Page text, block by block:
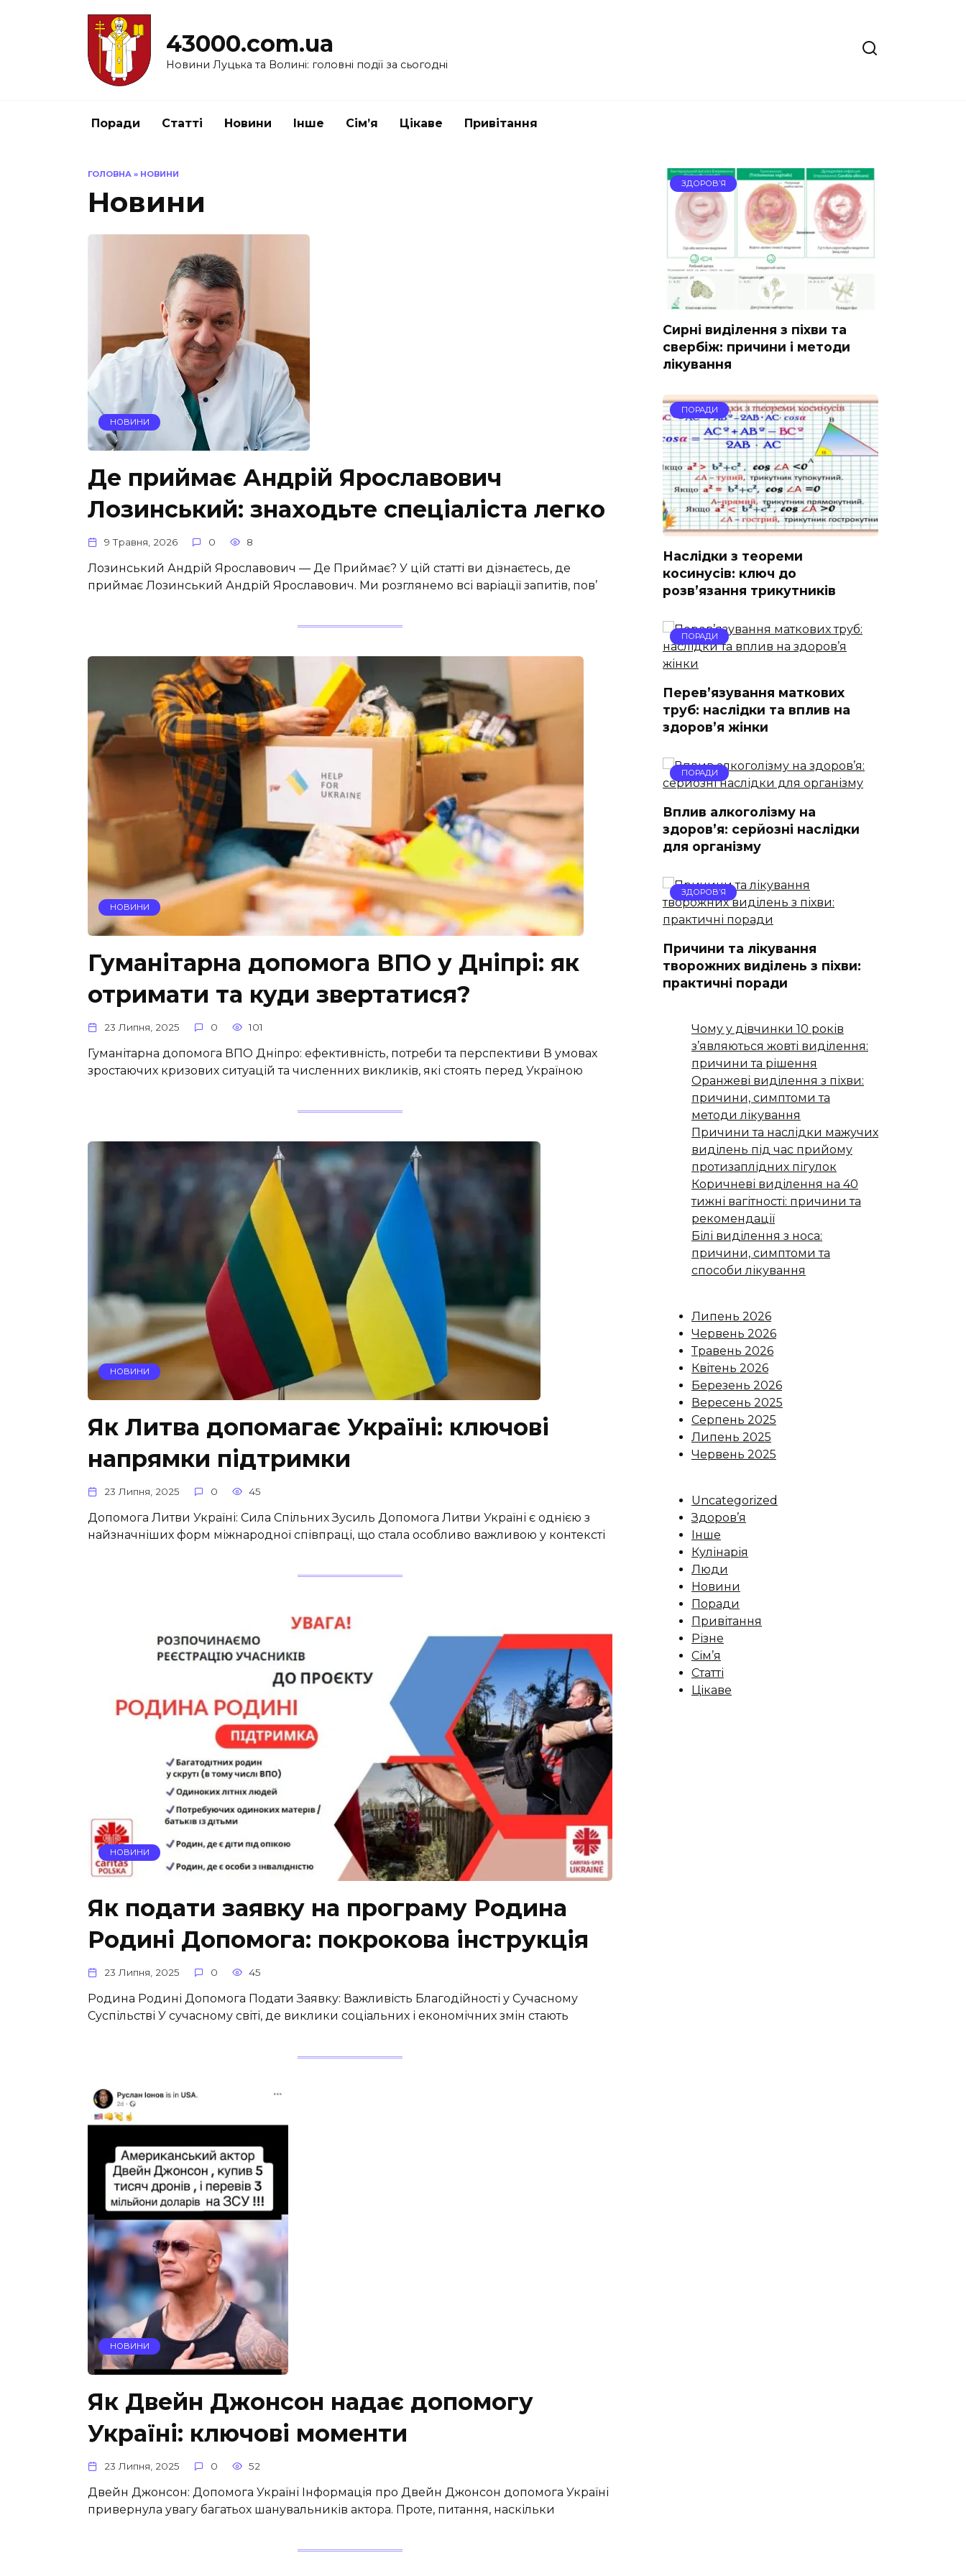
43000.com.ua
Новини Луцька та Волині: головні події за сьогодні
Поради Статті Новини Інше Сім’я Цікаве Привітання
ГОЛОВНА » НОВИНИ
Новини
НОВИНИ
Де приймає Андрій Ярославович
Лозинський: знаходьте спеціаліста легко
9 Травня, 2026 0 8
Лозинський Андрій Ярославович — Де Приймає? У цій статті ви дізнаєтесь, де
приймає Лозинський Андрій Ярославович. Ми розглянемо всі варіації запитів, пов’
НОВИНИ
Гуманітарна допомога ВПО у Дніпрі: як
отримати та куди звертатися?
23 Липня, 2025 0 101
Гуманітарна допомога ВПО Дніпро: ефективність, потреби та перспективи В умовах
зростаючих кризових ситуацій та численних викликів, які стоять перед Україною
НОВИНИ
Як Литва допомагає Україні: ключові
напрямки підтримки
23 Липня, 2025 0 45
Допомога Литви Україні: Сила Спільних Зусиль Допомога Литви Україні є однією з
найзначніших форм міжнародної співпраці, що стала особливо важливою у контексті
НОВИНИ
Як подати заявку на програму Родина
Родині Допомога: покрокова інструкція
23 Липня, 2025 0 45
Родина Родині Допомога Подати Заявку: Важливість Благодійності у Сучасному
Суспільстві У сучасному світі, де виклики соціальних і економічних змін стають
НОВИНИ
Як Двейн Джонсон надає допомогу
Україні: ключові моменти
23 Липня, 2025 0 52
Двейн Джонсон: Допомога Україні Інформація про Двейн Джонсон допомога Україні
привернула увагу багатьох шанувальників актора. Проте, питання, наскільки
ЗДОРОВ’Я
Сирні виділення з піхви та
свербіж: причини і методи
лікування
ПОРАДИ
Наслідки з теореми
косинусів: ключ до
розв’язання трикутників
ПОРАДИ
Перев’язування маткових
труб: наслідки та вплив на
здоров’я жінки
ПОРАДИ
Вплив алкоголізму на
здоров’я: серйозні наслідки
для організму
ЗДОРОВ’Я
Причини та лікування
творожних виділень з піхви:
практичні поради
Чому у дівчинки 10 років
з’являються жовті виділення:
причини та рішення
Оранжеві виділення з піхви:
причини, симптоми та
методи лікування
Причини та наслідки мажучих
виділень під час прийому
протизаплідних пігулок
Коричневі виділення на 40
тижні вагітності: причини та
рекомендації
Білі виділення з носа:
причини, симптоми та
способи лікування
Липень 2026
Червень 2026
Травень 2026
Квітень 2026
Березень 2026
Вересень 2025
Серпень 2025
Липень 2025
Червень 2025
Uncategorized
Здоров’я
Інше
Кулінарія
Люди
Новини
Поради
Привітання
Різне
Сім’я
Статті
Цікаве